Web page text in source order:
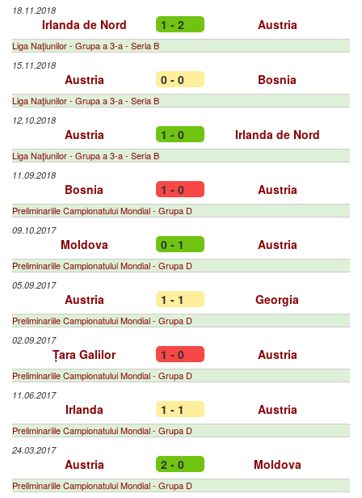
18.11.2018
Irlanda de Nord 1 - 2 Austria
Liga Naţiunilor - Grupa a 3-a - Seria B
15.11.2018
Austria 0 - 0 Bosnia
Liga Naţiunilor - Grupa a 3-a - Seria B
12.10.2018
Austria 1 - 0 Irlanda de Nord
Liga Naţiunilor - Grupa a 3-a - Seria B
11.09.2018
Bosnia 1 - 0 Austria
Preliminariile Campionatului Mondial - Grupa D
09.10.2017
Moldova 0 - 1 Austria
Preliminariile Campionatului Mondial - Grupa D
05.09.2017
Austria 1 - 1 Georgia
Preliminariile Campionatului Mondial - Grupa D
02.09.2017
Țara Galilor 1 - 0 Austria
Preliminariile Campionatului Mondial - Grupa D
11.06.2017
Irlanda 1 - 1 Austria
Preliminariile Campionatului Mondial - Grupa D
24.03.2017
Austria 2 - 0 Moldova
Preliminariile Campionatului Mondial - Grupa D